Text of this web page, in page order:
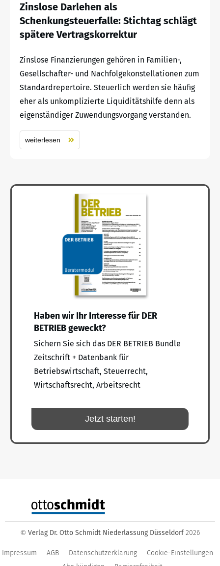
Zinslose Darlehen als
Schenkungsteuerfalle: Stichtag schlägt
spätere Vertragskorrektur
Zinslose Finanzierungen gehören in Familien-,
Gesellschafter- und Nachfolgekonstellationen zum
Standardrepertoire. Steuerlich werden sie häufig
eher als unkomplizierte Liquiditätshilfe denn als
eigenständiger Zuwendungsvorgang verstanden.
weiterlesen
Haben wir Ihr Interesse für DER
BETRIEB geweckt?
Sichern Sie sich das DER BETRIEB Bundle
Zeitschrift + Datenbank für
Betriebswirtschaft, Steuerrecht,
Wirtschaftsrecht, Arbeitsrecht
Jetzt starten!
© Verlag Dr. Otto Schmidt Niederlassung Düsseldorf 2026
Impressum AGB Datenschutzerklärung
Cookie-Einstellungen